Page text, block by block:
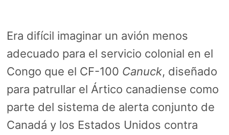
Era difícil imaginar un avión menos
adecuado para el servicio colonial en el
Congo que el CF-100 Canuck, diseñado
para patrullar el Ártico canadiense como
parte del sistema de alerta conjunto de
Canadá y los Estados Unidos contra